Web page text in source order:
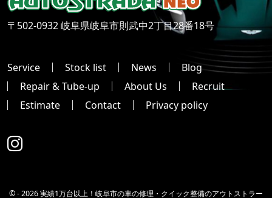
〒502-0932 岐阜県岐阜市則武中2丁目28番18号
Service Stock list News
Blog
Repair & Tube-up
About Us
Recruit
Estimate
Contact Privacy policy
© -2026 実績1万台以上！岐阜市の車の修理・クイック整備のアウトストラー